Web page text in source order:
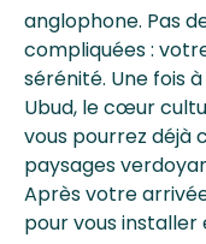
anglophone. Pas
compliquées :
sérénité. Une fois
Ubud, le cœur
vous pourrez déjà
paysages
Après votre
pour vous